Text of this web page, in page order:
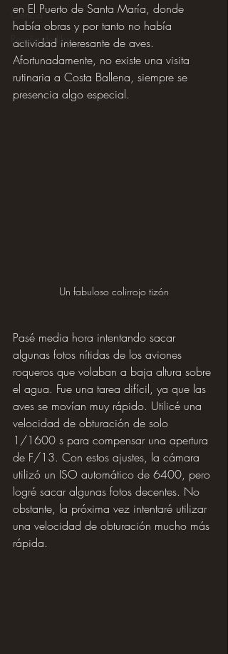
Ciencia
Reseña de libro
en El Puerto de Santa María, donde
había obras y por tanto no había
actividad interesante de aves.
Afortunadamente, no existe una visita
rutinaria a Costa Ballena, siempre se
presencia algo especial.
Un fabuloso colirrojo tizón
Pasé media hora intentando sacar
algunas fotos nítidas de los aviones
roqueros que volaban a baja altura sobre
el agua. Fue una tarea difícil, ya que las
aves se movían muy rápido. Utilicé una
velocidad de obturación de solo
1/1600 s para compensar una apertura
de F/13. Con estos ajustes, la cámara
utilizó un ISO automático de 6400, pero
logré sacar algunas fotos decentes. No
obstante, la próxima vez intentaré utilizar
una velocidad de obturación mucho más
rápida.